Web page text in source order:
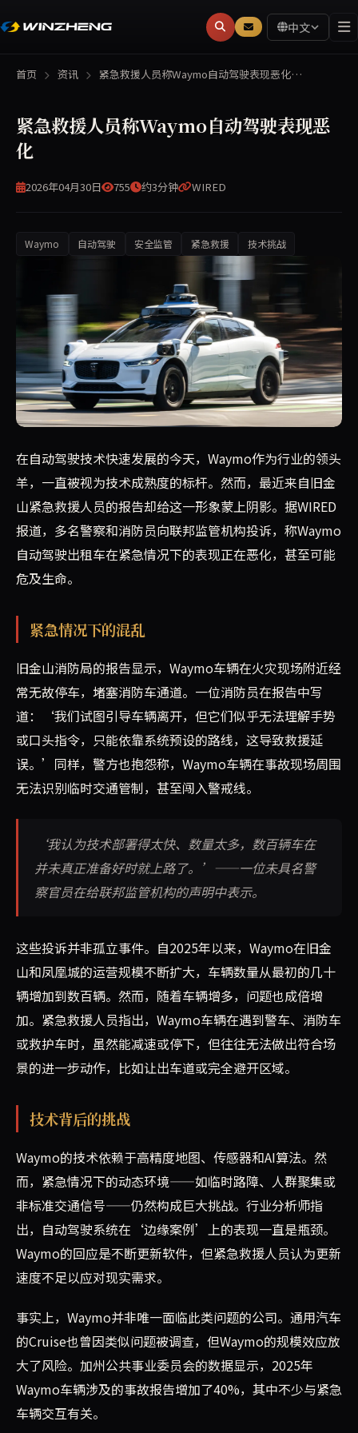
中文
首页 资讯 紧急救援人员称Waymo自动驾驶表现恶化…
紧急救援人员称Waymo自动驾驶表现恶
化
2026年04月30日 755 约3分钟 WIRED
Waymo 自动驾驶 安全监管 紧急救援 技术挑战
旧金山警方和消防员在给联邦监管机构的报告中指出，
在自动驾驶技术快速发展的今天，Waymo作为行业的领头
羊，一直被视为技术成熟度的标杆。然而，最近来自旧金
山紧急救援人员的报告却给这一形象蒙上阴影。据WIRED
报道，多名警察和消防员向联邦监管机构投诉，称Waymo
自动驾驶出租车在紧急情况下的表现正在恶化，甚至可能
危及生命。
紧急情况下的混乱
旧金山消防局的报告显示，Waymo车辆在火灾现场附近经
常无故停车，堵塞消防车通道。一位消防员在报告中写
道：‘我们试图引导车辆离开，但它们似乎无法理解手势
或口头指令，只能依靠系统预设的路线，这导致救援延
误。’同样，警方也抱怨称，Waymo车辆在事故现场周围
无法识别临时交通管制，甚至闯入警戒线。
‘我认为技术部署得太快、数量太多，数百辆车在
并未真正准备好时就上路了。’——一位未具名警
察官员在给联邦监管机构的声明中表示。
这些投诉并非孤立事件。自2025年以来，Waymo在旧金
山和凤凰城的运营规模不断扩大，车辆数量从最初的几十
辆增加到数百辆。然而，随着车辆增多，问题也成倍增
加。紧急救援人员指出，Waymo车辆在遇到警车、消防车
或救护车时，虽然能减速或停下，但往往无法做出符合场
景的进一步动作，比如让出车道或完全避开区域。
技术背后的挑战
Waymo的技术依赖于高精度地图、传感器和AI算法。然
而，紧急情况下的动态环境——如临时路障、人群聚集或
非标准交通信号——仍然构成巨大挑战。行业分析师指
出，自动驾驶系统在‘边缘案例’上的表现一直是瓶颈。
Waymo的回应是不断更新软件，但紧急救援人员认为更新
速度不足以应对现实需求。
事实上，Waymo并非唯一面临此类问题的公司。通用汽车
的Cruise也曾因类似问题被调查，但Waymo的规模效应放
大了风险。加州公共事业委员会的数据显示，2025年
Waymo车辆涉及的事故报告增加了40%，其中不少与紧急
车辆交互有关。